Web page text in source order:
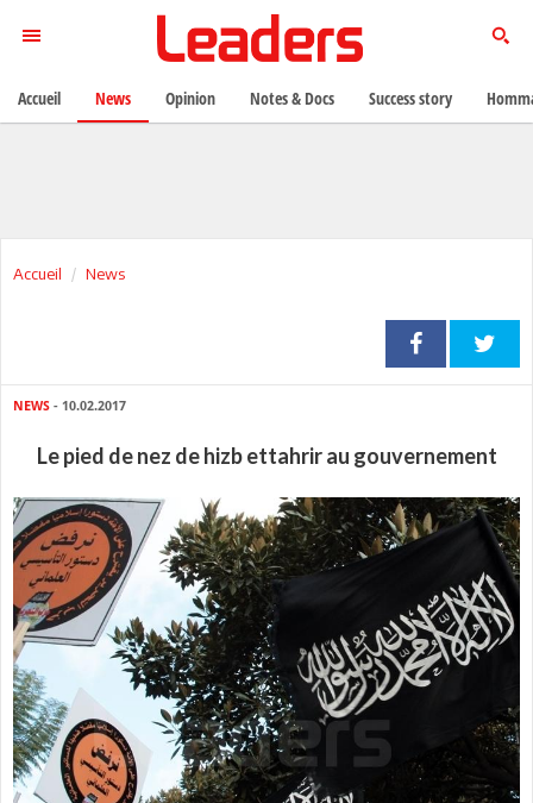
Accueil News
NEWS - 10.02.2017
Le pied de nez de hizb ettahrir au gouvernement
Accueil News Opinion Notes & Docs Success story